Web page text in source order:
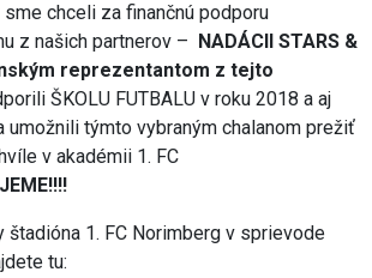
chceli za finančnú podporu
z našich partnerov –
NADÁCII STARS &
reprezentantom z tejto
ŠKOLU FUTBALU v roku 2018 a aj
umožnili týmto vybraným chalanom prežiť
v akadémii 1. FC
štadióna 1. FC Norimberg v sprievode
tu: